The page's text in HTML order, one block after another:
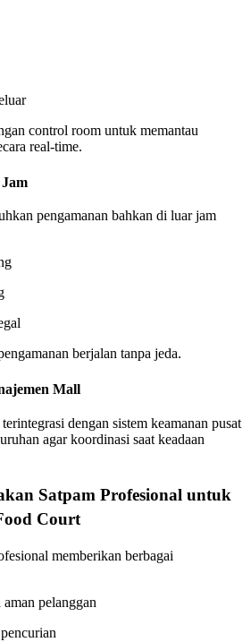
control room untuk memantau
real-time.
pengamanan bahkan di luar jam
berjalan tanpa jeda.
Mall
dengan sistem keamanan pusat
agar koordinasi saat keadaan
Satpam Profesional untuk
Court
memberikan berbagai
pelanggan